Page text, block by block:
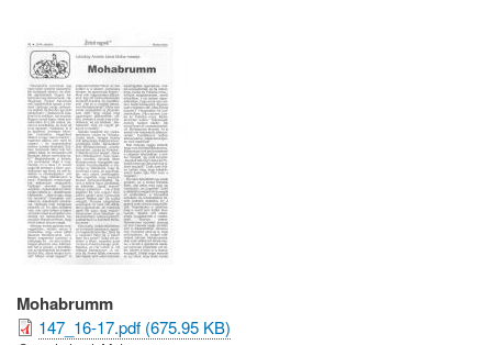
Mohabrumm
147_16-17.pdf (675.95 KB)